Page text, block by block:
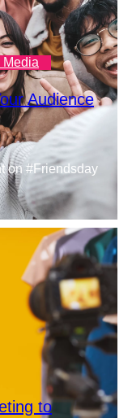
Media
Audience
on #Friendsday
to